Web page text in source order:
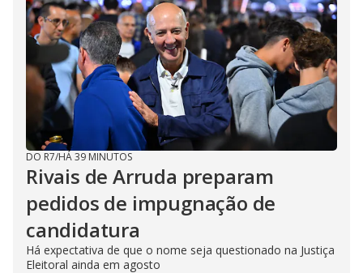
DO R7/HÁ 39 MINUTOS
Rivais de Arruda preparam
pedidos de impugnação de
candidatura
Há expectativa de que o nome seja questionado na Justiça
Eleitoral ainda em agosto